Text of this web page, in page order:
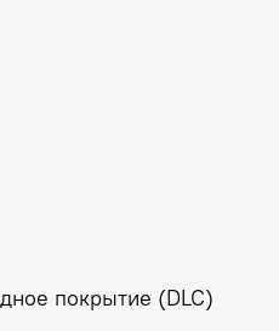
покрытие (DLC)